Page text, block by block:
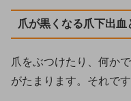
爪が黒くなる爪下出血
爪をぶつけたり、何か
がたまります。それです